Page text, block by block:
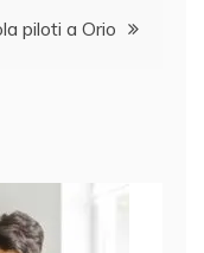
piloti a Orio